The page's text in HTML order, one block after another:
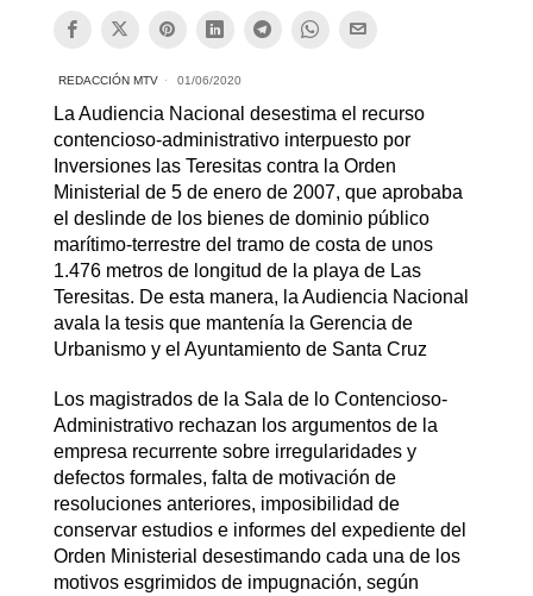
REDACCIÓN MTV 01/06/2020
La Audiencia Nacional desestima el recurso
contencioso-administrativo interpuesto por
Inversiones las Teresitas contra la Orden
Ministerial de 5 de enero de 2007, que aprobaba
el deslinde de los bienes de dominio público
marítimo-terrestre del tramo de costa de unos
1.476 metros de longitud de la playa de Las
Teresitas. De esta manera, la Audiencia Nacional
avala la tesis que mantenía la Gerencia de
Urbanismo y el Ayuntamiento de Santa Cruz
Los magistrados de la Sala de lo Contencioso-
Administrativo rechazan los argumentos de la
empresa recurrente sobre irregularidades y
defectos formales, falta de motivación de
resoluciones anteriores, imposibilidad de
conservar estudios e informes del expediente del
Orden Ministerial desestimando cada una de los
motivos esgrimidos de impugnación, según